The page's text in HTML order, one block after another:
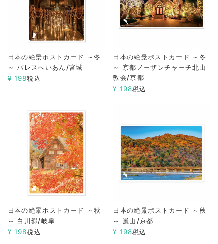
日本の絶景ポストカード ～冬
～ パレスへいあん/宮城
¥ 198税込
日本の絶景ポストカード ～冬
～ 京都ノーザンチャーチ北山
教会/京都
¥ 198税込
日本の絶景ポストカード ～秋
～ 白川郷/岐阜
¥ 198税込
日本の絶景ポストカード ～秋
～ 嵐山/京都
¥ 198税込